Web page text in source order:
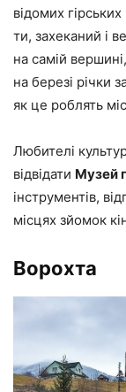
відомих
ти, захеканий і
на самій
на березі річки
як це роблять
Любителі
відвідати Музей
інструментів,
місцях зйомок
Ворохта